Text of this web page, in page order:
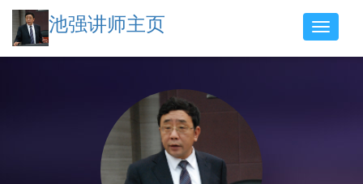
池强讲师主页